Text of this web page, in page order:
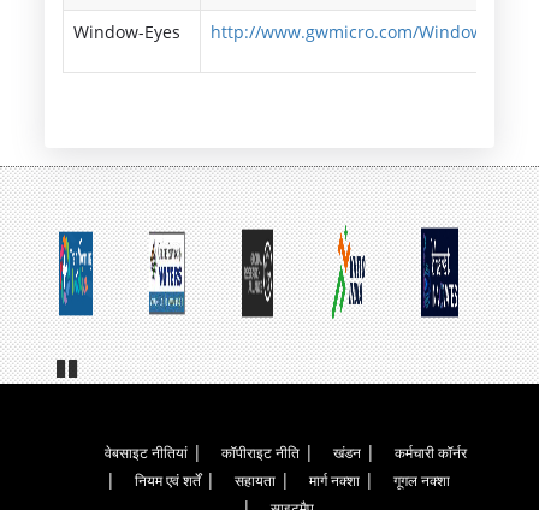
Window-Eyes
http://www.gwmicro.com/Window-Eyes/
Footer
Menu
वेबसाइट नीतियां कॉपीराइट नीति खंडन
कर्मचारी कॉर्नर
नियम एवं शर्तें
सहायता मार्ग नक्शा
गूगल नक्शा